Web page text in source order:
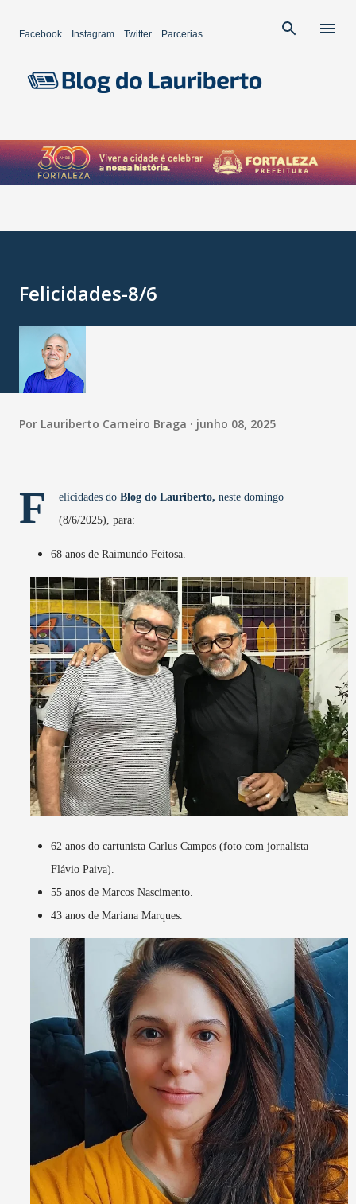
Facebook Instagram Twitter Parcerias
Felicidades-8/6
Por Lauriberto Carneiro Braga junho 08, 2025
F elicidades do Blog do Lauriberto, neste domingo
(8/6/2025), para:
68 anos de Raimundo Feitosa.
62 anos do cartunista Carlus Campos (foto com jornalista
Flávio Paiva).
55 anos de Marcos Nascimento.
43 anos de Mariana Marques.